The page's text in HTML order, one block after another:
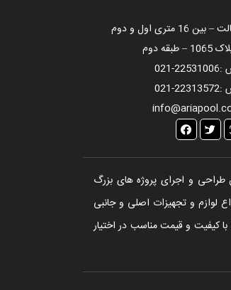
بزرگراه رسالت – بین 16 متری اول و دوم
دوم
:
021-22531006
:
021-22313572
تا به اکنون طراحی و اجرای پروژه های بزرگ
لوازم و تجهیزات اصلی و جانبی
کیفیت و قیمت مناسب در اختیار